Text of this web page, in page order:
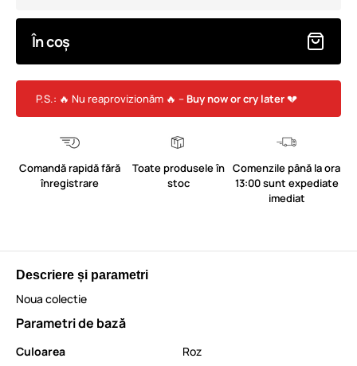
În coș
P.S.: 🔥 Nu reaprovizionăm 🔥 – Buy now or cry later💔
Comandă rapidă fără
înregistrare
Toate produsele în
stoc
Comenzile până la ora
13:00 sunt expediate
imediat
Descriere și parametri
Noua colectie
Parametri de bază
Culoarea
Roz